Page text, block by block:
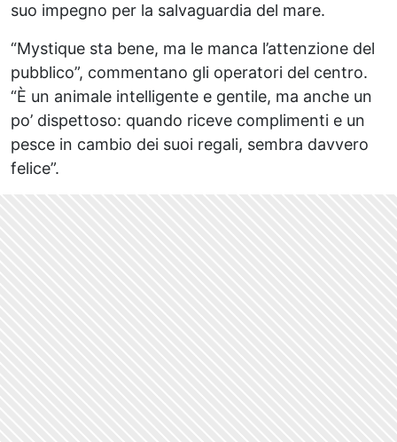
suo impegno per la salvaguardia del mare.
“Mystique sta bene, ma le manca l’attenzione del
pubblico”, commentano gli operatori del centro.
“È un animale intelligente e gentile, ma anche un
po’ dispettoso: quando riceve complimenti e un
pesce in cambio dei suoi regali, sembra davvero
felice”.